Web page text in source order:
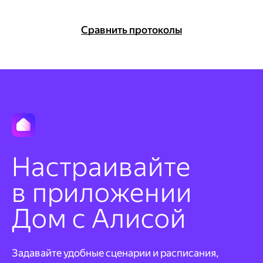
управлять ими без пульта
Сравнить протоколы
Настраивайте
в приложении
Дом с Алисой
Задавайте удобные сценарии и расписания,